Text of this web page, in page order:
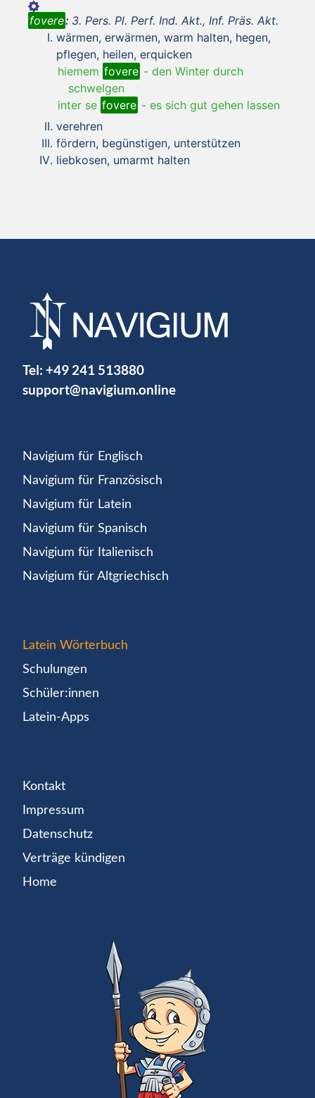
fovere: 3. Pers. Pl. Perf. Ind. Akt., Inf. Präs. Akt.
wärmen, erwärmen, warm halten, hegen,
pflegen, heilen, erquicken
hiemem fovere - den Winter durch
schwelgen
inter se fovere - es sich gut gehen lassen
verehren
fördern, begünstigen, unterstützen
liebkosen, umarmt halten
Tel: +49 241 513880
support@navigium.online
Navigium für Englisch
Navigium für Französisch
Navigium für Latein
Navigium für Spanisch
Navigium für Italienisch
Navigium für Altgriechisch
Latein Wörterbuch
Schulungen
Schüler:innen
Latein-Apps
Kontakt
Impressum
Datenschutz
Verträge kündigen
Home